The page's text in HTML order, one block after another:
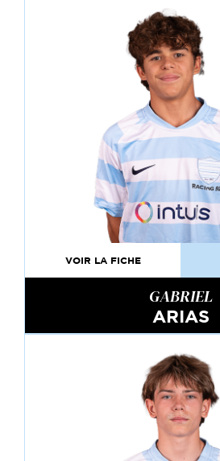
VOIR LA FICHE
GABRIEL
ARIAS